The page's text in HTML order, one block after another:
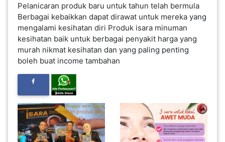
Pelanicaran produk baru untuk tahun telah bermula
Berbagai kebaikkan dapat dirawat untuk mereka yang
mengalami kesihatan diri Produk isara minuman
kesihatan baik untuk berbagai penyakit harga yang
murah nikmat kesihatan dan yang paling penting
boleh buat income tambahan
FESYEN
LELAKI(0)
MINYAK
WANGI(8)
PENDIDIKAN(19)
DERMA
DAN